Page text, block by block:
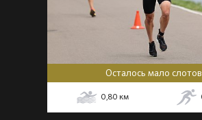
Осталось мало слотов
0,80 км